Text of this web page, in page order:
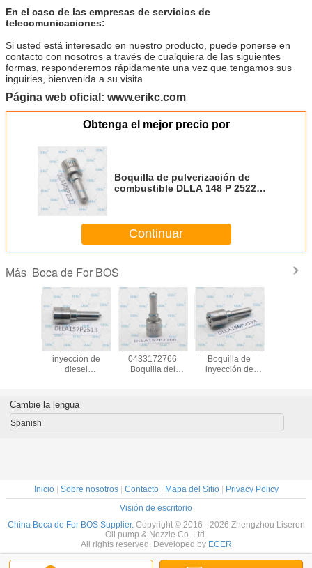
En el caso de las empresas de servicios de
telecomunicaciones:
Si usted está interesado en nuestro producto, puede ponerse en
contacto con nosotros a través de cualquiera de las siguientes
formas, responderemos rápidamente una vez que tengamos sus
inguiries, bienvenida a su visita.
Página web oficial: www.erikc.com
Obtenga el mejor precio por
Boquilla de pulverización de
combustible DLLA 148 P 2522
0433172522 para 0445120419
Continuar
Más Boca de For BOS
de
de
143P
Nozla de
inyección de
diesel
Nozla de sistemas
de pulverización
DLLA 157P2513
DLLA 157P2766
0433172766
Boquilla del
DLLA157P2766
Para 0445110385
Boquilla de
inyección de
DLLA 156P2174
Cambie la lengua
Spanish
Inicio| Sobre nosotros| Contacto| Mapa del Sitio| Privacy Policy
Visión de escritorio
China Boca de For BOS Supplier. Copyright © 2016 - 2026 Zhengzhou Liseron
Oil pump & Nozzle Co.,Ltd.
All rights reserved. Developed by ECER